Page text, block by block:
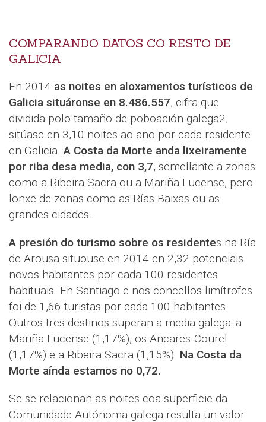
COMPARANDO DATOS CO RESTO DE
GALICIA
En 2014 as noites en aloxamentos turísticos de
Galicia situáronse en 8.486.557, cifra que
dividida polo tamaño de poboación galega2,
sitúase en 3,10 noites ao ano por cada residente
en Galicia.A Costa da Morte anda lixeiramente
por riba desa media, con 3,7, semellante a zonas
como a Ribeira Sacra ou a Mariña Lucense, pero
lonxe de zonas como as Rías Baixas ou as
grandes cidades.
A presión do turismo sobre os residentes na Ría
de Arousa situouse en 2014 en 2,32 potenciais
novos habitantes por cada 100 residentes
habituais. En Santiago e nos concellos limítrofes
foi de 1,66 turistas por cada 100 habitantes.
Outros tres destinos superan a media galega: a
Mariña Lucense (1,17%), os Ancares-Courel
(1,17%) e a Ribeira Sacra (1,15%). Na Costa da
Morte aínda estamos no 0,72.
Se se relacionan as noites coa superficie da
Comunidade Autónoma galega resulta un valor